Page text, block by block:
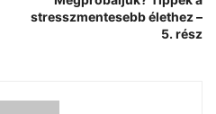
stresszmentesebb élethez –
5. rész